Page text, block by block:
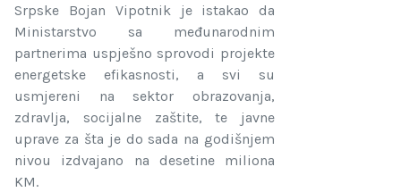
Srpske Bojan Vipotnik je istakao da
Ministarstvo sa međunarodnim
partnerima uspješno sprovodi projekte
energetske efikasnosti, a svi su
usmjereni na sektor obrazovanja,
zdravlja, socijalne zaštite, te javne
uprave za šta je do sada na godišnjem
nivou izdvajano na desetine miliona
KM.